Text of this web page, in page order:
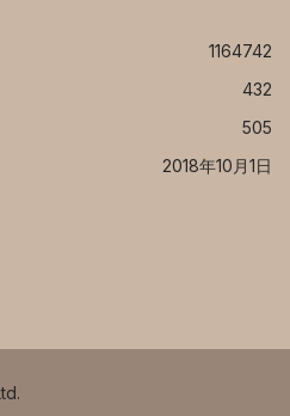
1164742
432
505
2018年10月1日